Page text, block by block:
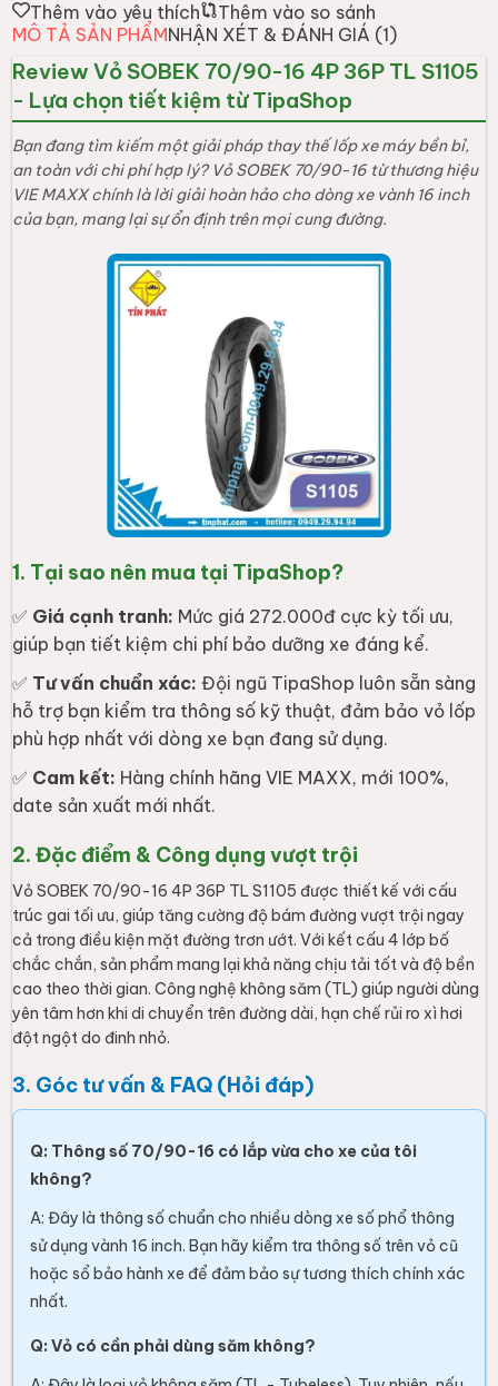
Thêm vào yêu thích
Thêm vào so sánh
MÔ TẢ SẢN PHẨMNHẬN XÉT & ĐÁNH GIÁ (1)
Review Vỏ SOBEK 70/90-16 4P 36P TL S1105
- Lựa chọn tiết kiệm từ TipaShop
Bạn đang tìm kiếm một giải pháp thay thế lốp xe máy bền bỉ,
an toàn với chi phí hợp lý? Vỏ SOBEK 70/90-16 từ thương hiệu
VIE MAXX chính là lời giải hoàn hảo cho dòng xe vành 16 inch
của bạn, mang lại sự ổn định trên mọi cung đường.
1. Tại sao nên mua tại TipaShop?
✅ Giá cạnh tranh: Mức giá 272.000đ cực kỳ tối ưu,
giúp bạn tiết kiệm chi phí bảo dưỡng xe đáng kể.
✅ Tư vấn chuẩn xác: Đội ngũ TipaShop luôn sẵn sàng
hỗ trợ bạn kiểm tra thông số kỹ thuật, đảm bảo vỏ lốp
phù hợp nhất với dòng xe bạn đang sử dụng.
✅ Cam kết: Hàng chính hãng VIE MAXX, mới 100%,
date sản xuất mới nhất.
2. Đặc điểm & Công dụng vượt trội
Vỏ SOBEK 70/90-16 4P 36P TL S1105 được thiết kế với cấu
trúc gai tối ưu, giúp tăng cường độ bám đường vượt trội ngay
cả trong điều kiện mặt đường trơn ướt. Với kết cấu 4 lớp bố
chắc chắn, sản phẩm mang lại khả năng chịu tải tốt và độ bền
cao theo thời gian. Công nghệ không săm (TL) giúp người dùng
yên tâm hơn khi di chuyển trên đường dài, hạn chế rủi ro xì hơi
đột ngột do đinh nhỏ.
3. Góc tư vấn & FAQ (Hỏi đáp)
Q: Thông số 70/90-16 có lắp vừa cho xe của tôi
không?
A: Đây là thông số chuẩn cho nhiều dòng xe số phổ thông
sử dụng vành 16 inch. Bạn hãy kiểm tra thông số trên vỏ cũ
hoặc sổ bảo hành xe để đảm bảo sự tương thích chính xác
nhất.
Q: Vỏ có cần phải dùng săm không?